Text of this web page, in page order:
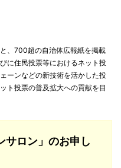
、700超の自治体広報紙を掲載
に住民投票等におけるネット投
ーンなどの新技術を活かした投
ト投票の普及拡大への貢献を目
ロン」のお申し